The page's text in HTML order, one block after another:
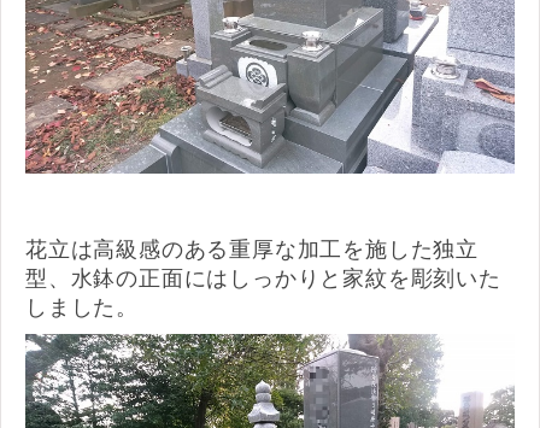
花立は高級感のある重厚な加工を施した独立
型、水鉢の正面にはしっかりと家紋を彫刻いた
しました。